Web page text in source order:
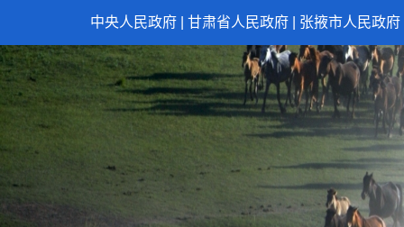
中央人民政府 甘肃省人民政府 张掖市人民政府